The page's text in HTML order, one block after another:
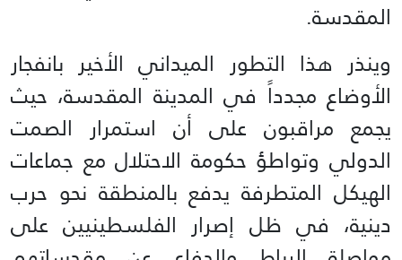
المقدسة.
وينذر هذا التطور الميداني الأخير بانفجار
الأوضاع مجدداً في المدينة المقدسة، حيث
يجمع مراقبون على أن استمرار الصمت
الدولي وتواطؤ حكومة الاحتلال مع جماعات
الهيكل المتطرفة يدفع بالمنطقة نحو حرب
دينية، في ظل إصرار الفلسطينيين على